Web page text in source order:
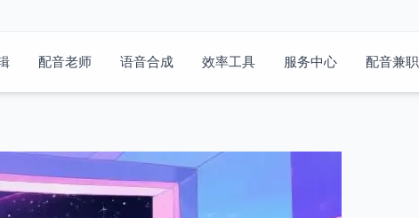
配音老师 语音合成 效率工具 服务中心 配音兼职